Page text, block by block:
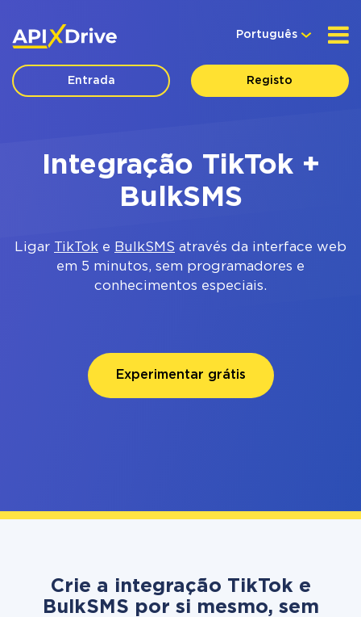
Português
Entrada Registo
Integração TikTok +
BulkSMS
Ligar TikTok e BulkSMS através da interface web
em 5 minutos, sem programadores e
conhecimentos especiais.
Experimentar grátis
Crie a integração TikTok e
BulkSMS por si mesmo, sem